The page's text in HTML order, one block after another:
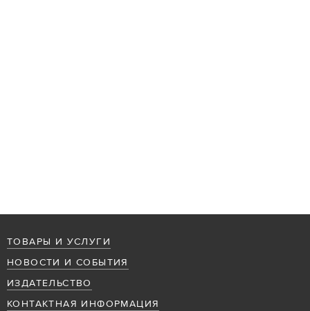
ТОВАРЫ И УСЛУГИ
НОВОСТИ И СОБЫТИЯ
ИЗДАТЕЛЬСТВО
КОНТАКТНАЯ ИНФОРМАЦИЯ